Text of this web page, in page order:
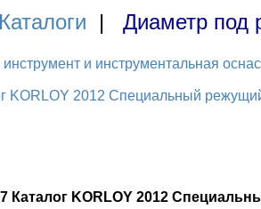
Каталоги | Диаметр под
и инструментальная
KORLOY 2012 Специальный
Каталог KORLOY 2012